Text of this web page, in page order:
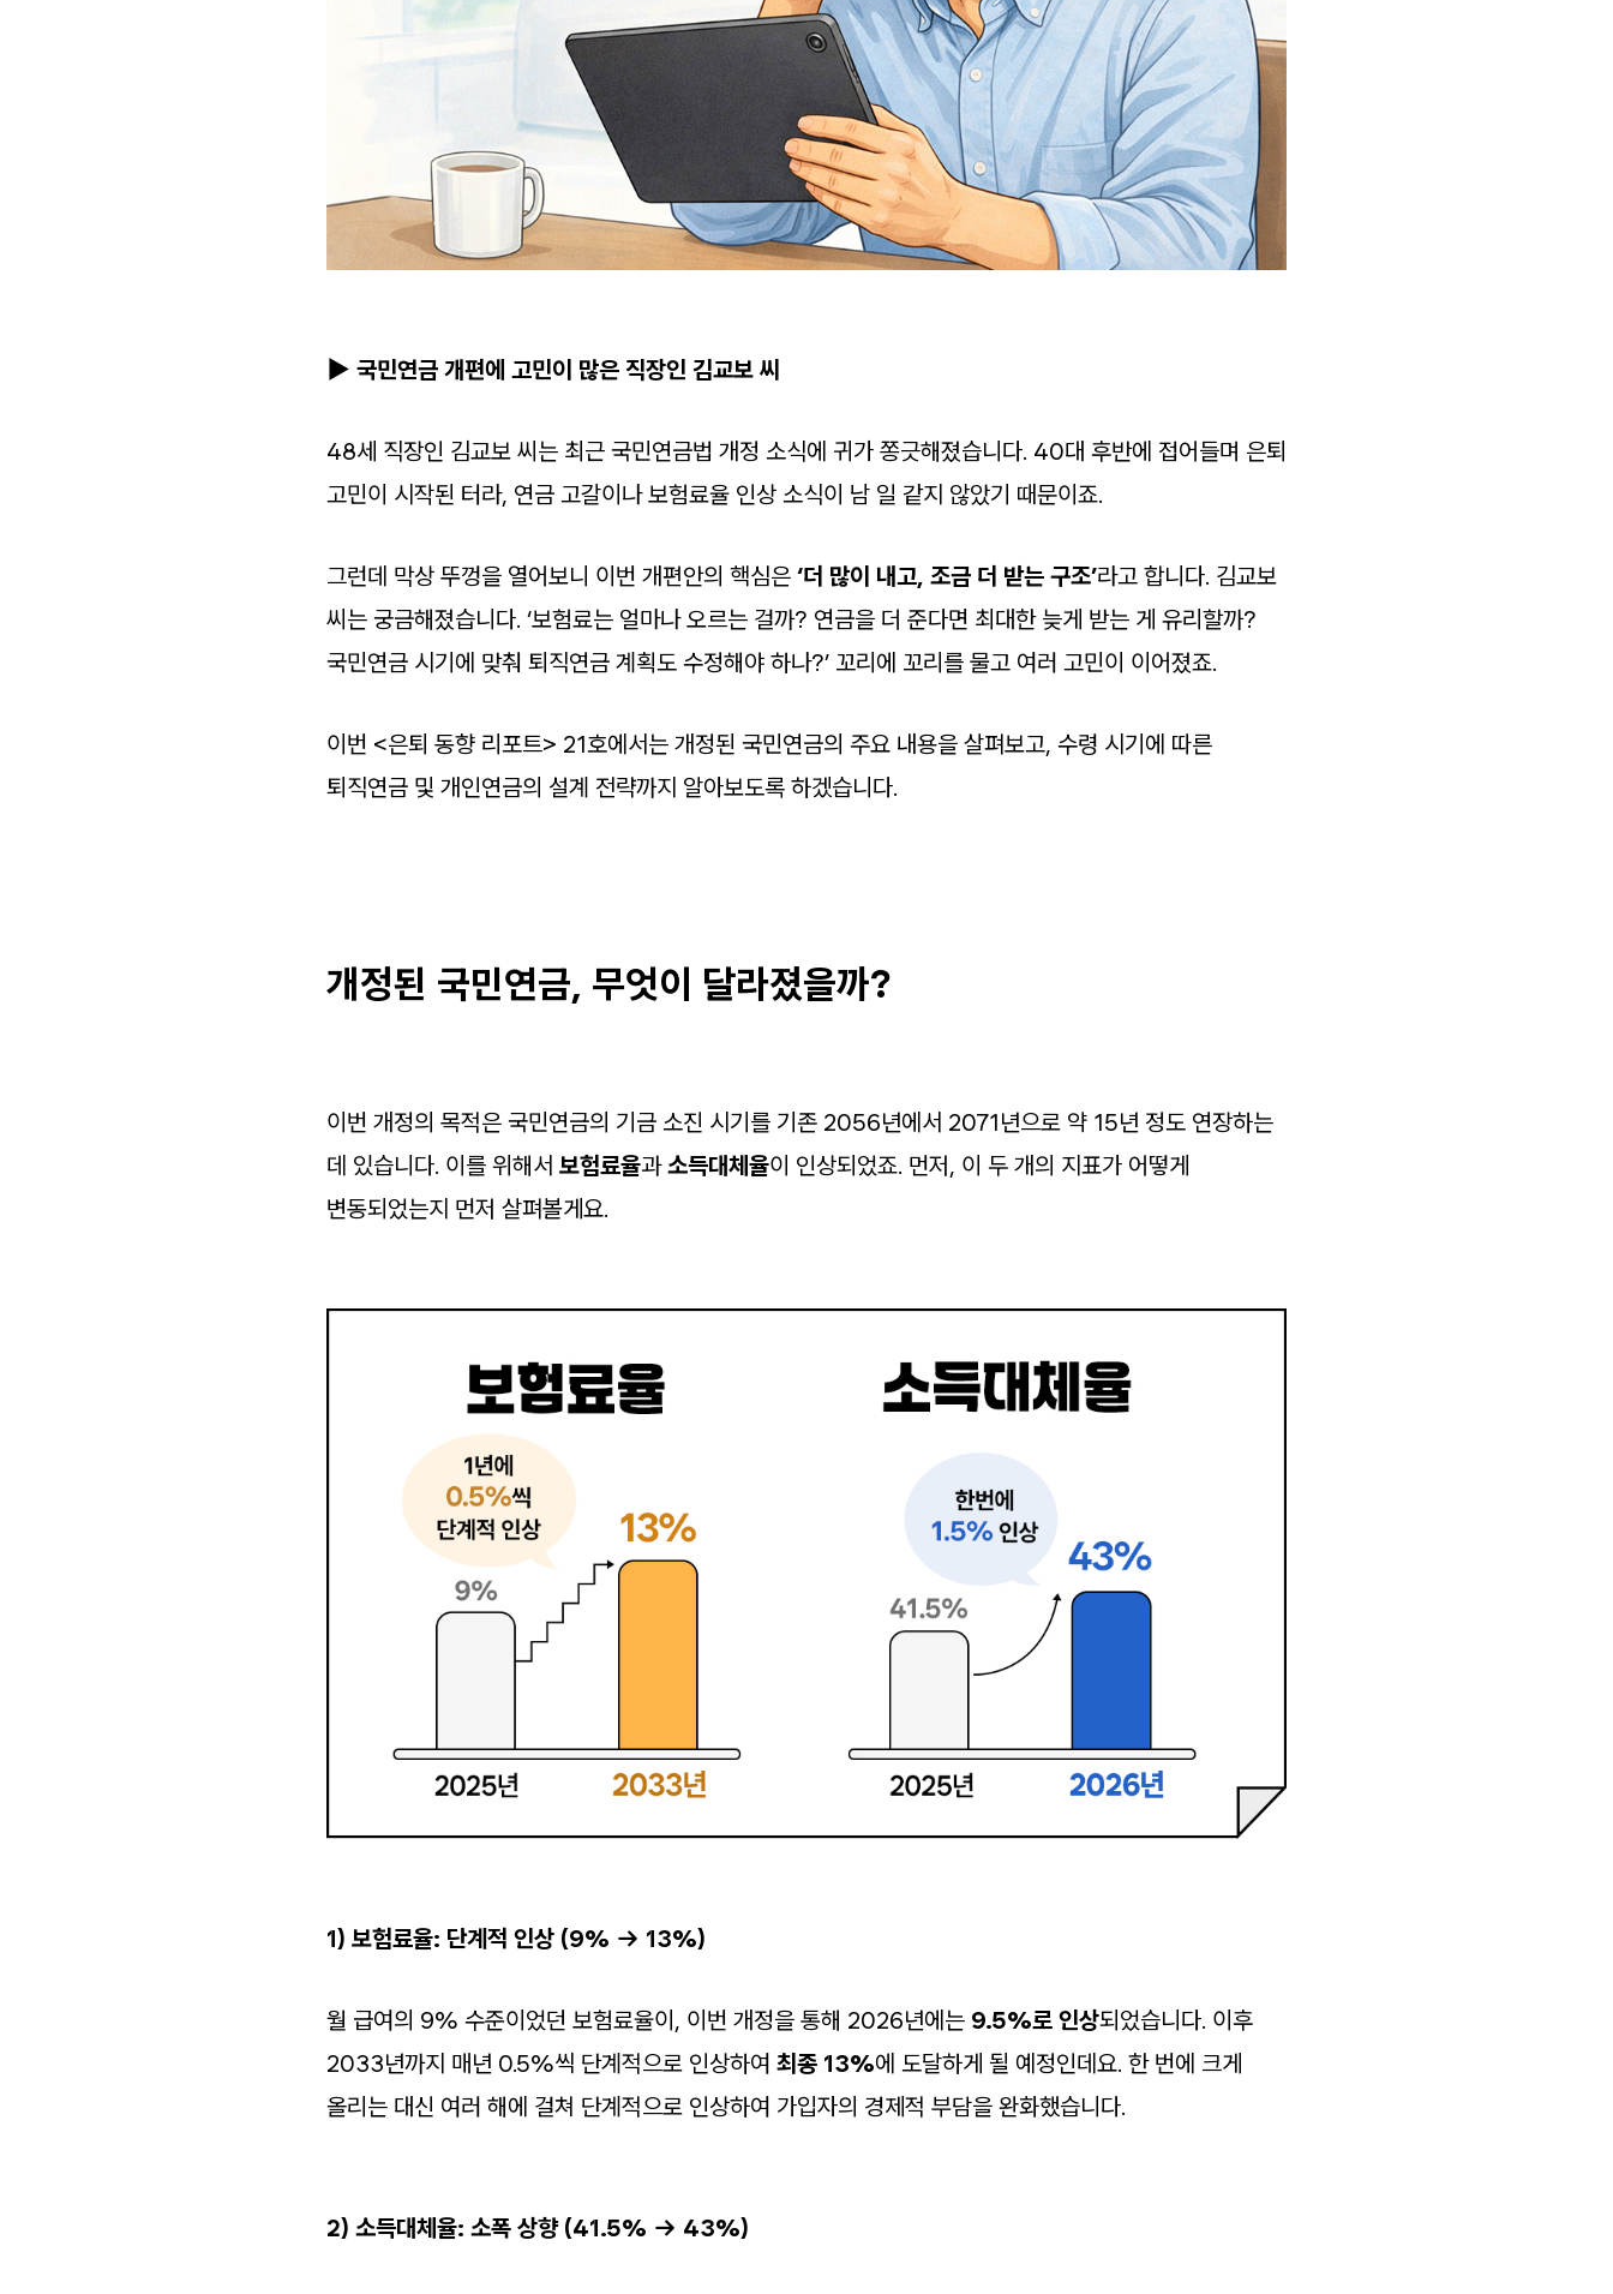
▶ 국민연금 개편에 고민이 많은 직장인 김교보 씨
48세 직장인 김교보 씨는 최근 국민연금법 개정 소식에 귀가 쫑긋해졌습니다. 40대 후반에 접어들며 은퇴
고민이 시작된 터라, 연금 고갈이나 보험료율 인상 소식이 남 일 같지 않았기 때문이죠.
그런데 막상 뚜껑을 열어보니 이번 개편안의 핵심은 ‘더 많이 내고, 조금 더 받는 구조’라고 합니다. 김교보
씨는 궁금해졌습니다. ‘보험료는 얼마나 오르는 걸까? 연금을 더 준다면 최대한 늦게 받는 게 유리할까?
국민연금 시기에 맞춰 퇴직연금 계획도 수정해야 하나?’ 꼬리에 꼬리를 물고 여러 고민이 이어졌죠.
이번 <은퇴 동향 리포트> 21호에서는 개정된 국민연금의 주요 내용을 살펴보고, 수령 시기에 따른
퇴직연금 및 개인연금의 설계 전략까지 알아보도록 하겠습니다.
개정된 국민연금, 무엇이 달라졌을까?
이번 개정의 목적은 국민연금의 기금 소진 시기를 기존 2056년에서 2071년으로 약 15년 정도 연장하는
데 있습니다. 이를 위해서 보험료율과소득대체율이 인상되었죠. 먼저, 이 두 개의 지표가 어떻게
변동되었는지 먼저 살펴볼게요.
1) 보험료율: 단계적 인상 (9% → 13%)
월 급여의 9% 수준이었던 보험료율이, 이번 개정을 통해 2026년에는 9.5%로 인상되었습니다. 이후
2033년까지 매년 0.5%씩 단계적으로 인상하여 최종 13%에 도달하게 될 예정인데요. 한 번에 크게
올리는 대신 여러 해에 걸쳐 단계적으로 인상하여 가입자의 경제적 부담을 완화했습니다.
2) 소득대체율: 소폭 상향 (41.5% → 43%)